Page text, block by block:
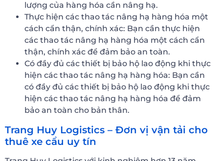
lượng của hàng hóa cần nâng hạ.
Thực hiện các thao tác nâng hạ hàng hóa một
cách cẩn thận, chính xác: Bạn cần thực hiện
các thao tác nâng hạ hàng hóa một cách cẩn
thận, chính xác để đảm bảo an toàn.
Có đầy đủ các thiết bị bảo hộ lao động khi thực
hiện các thao tác nâng hạ hàng hóa: Bạn cần
có đầy đủ các thiết bị bảo hộ lao động khi thực
hiện các thao tác nâng hạ hàng hóa để đảm
bảo an toàn cho bản thân.
Trang Huy Logistics – Đơn vị vận tải cho
thuê xe cẩu uy tín